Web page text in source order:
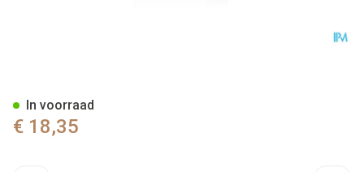
€ 18,35
In voorraad